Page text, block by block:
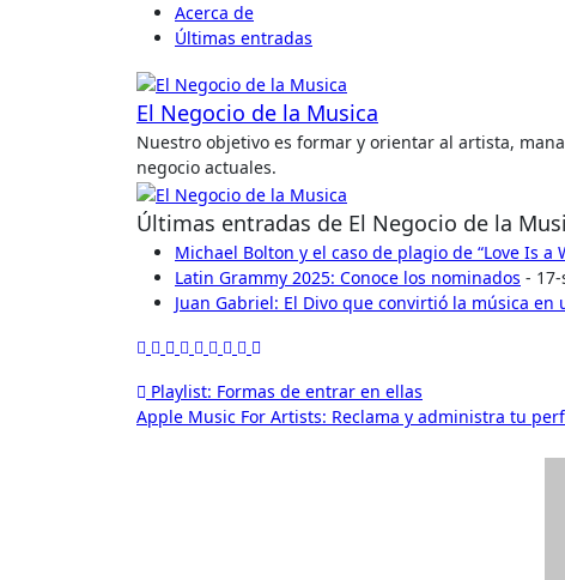
Acerca de
Últimas entradas
El Negocio de la Musica
Nuestro objetivo es formar y orientar al artista,
negocio actuales.
Últimas entradas de El Negocio de la
Michael Bolton y el caso de plagio de “Love Is a
Latin Grammy 2025: Conoce los nominados -
Juan Gabriel: El Divo que convirtió la música en
Navegación
de
Playlist: Formas de entrar en ellas
Apple Music For Artists: Reclama y administra tu